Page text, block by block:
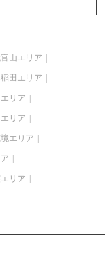
山エリア
田エリア
リア
リア
エリア
リア